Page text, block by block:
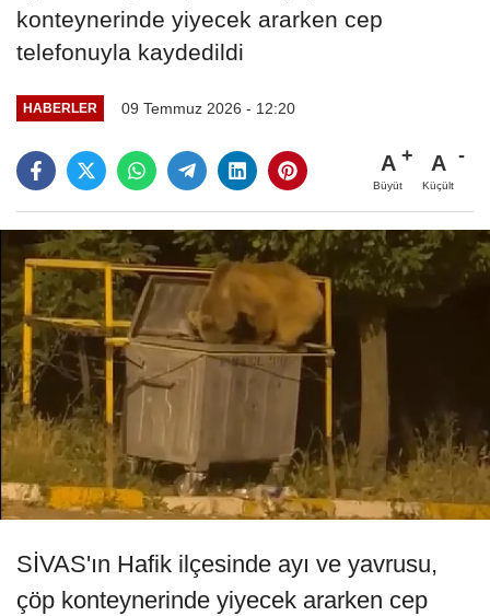
konteynerinde yiyecek ararken cep
telefonuyla kaydedildi
HABERLER 09 Temmuz 2026 - 12:20
A
Büyüt
A
Küçült
SİVAS'ın Hafik ilçesinde ayı ve yavrusu,
çöp konteynerinde yiyecek ararken cep